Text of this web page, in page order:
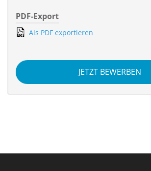
PDF-Export
Als PDF exportieren
JETZT BEWERBEN